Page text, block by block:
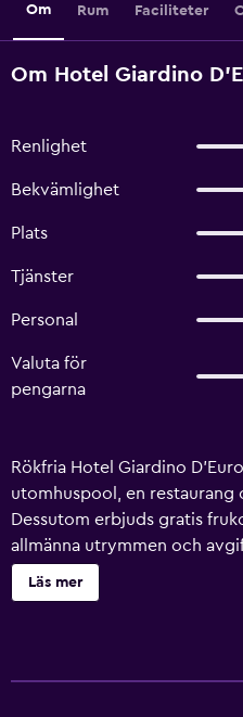
Om Rum Faciliteter
Om Hotel Giardino
Renlighet
Bekvämlighet
Plats
Tjänster
Personal
Valuta för
pengarna
Rökfria Hotel Giardino
utomhuspool, en
Dessutom erbjuds gratis
allmänna utrymmen och
även tillgång till
kaffe i allmänt utrymme och
Läs mer